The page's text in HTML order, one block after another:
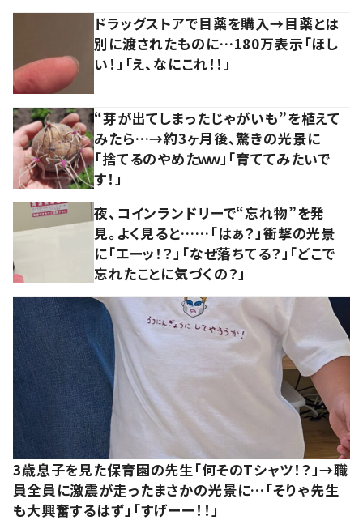
ドラッグストアで目薬を購入→目薬とは
別に渡されたものに…180万表示「ほし
い！」「え、なにこれ！！」
“芽が出てしまったじゃがいも”を植えて
みたら…→約3ヶ月後、驚きの光景に
「捨てるのやめたｗｗ」「育ててみたいで
す！」
夜、コインランドリーで“忘れ物”を発
見。よく見ると……「はぁ？」衝撃の光景
に「エーッ！？」「なぜ落ちてる？」「どこで
忘れたことに気づくの？」
3歳息子を見た保育園の先生「何そのTシャツ！？」→職
員全員に激震が走ったまさかの光景に…「そりゃ先生
も大興奮するはず」「すげーー！！」